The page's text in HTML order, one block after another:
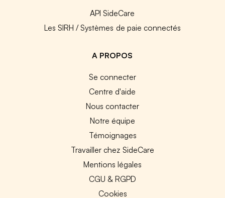
API SideCare
Les SIRH / Systèmes de paie connectés
A PROPOS
Se connecter
Centre d'aide
Nous contacter
Notre équipe
Témoignages
Travailler chez SideCare
Mentions légales
CGU & RGPD
Cookies